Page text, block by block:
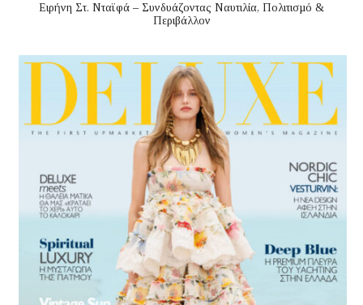
Ειρήνη Στ. Νταϊφά – Συνδυάζοντας Ναυτιλία, Πολιτισµό &
Περιβάλλον